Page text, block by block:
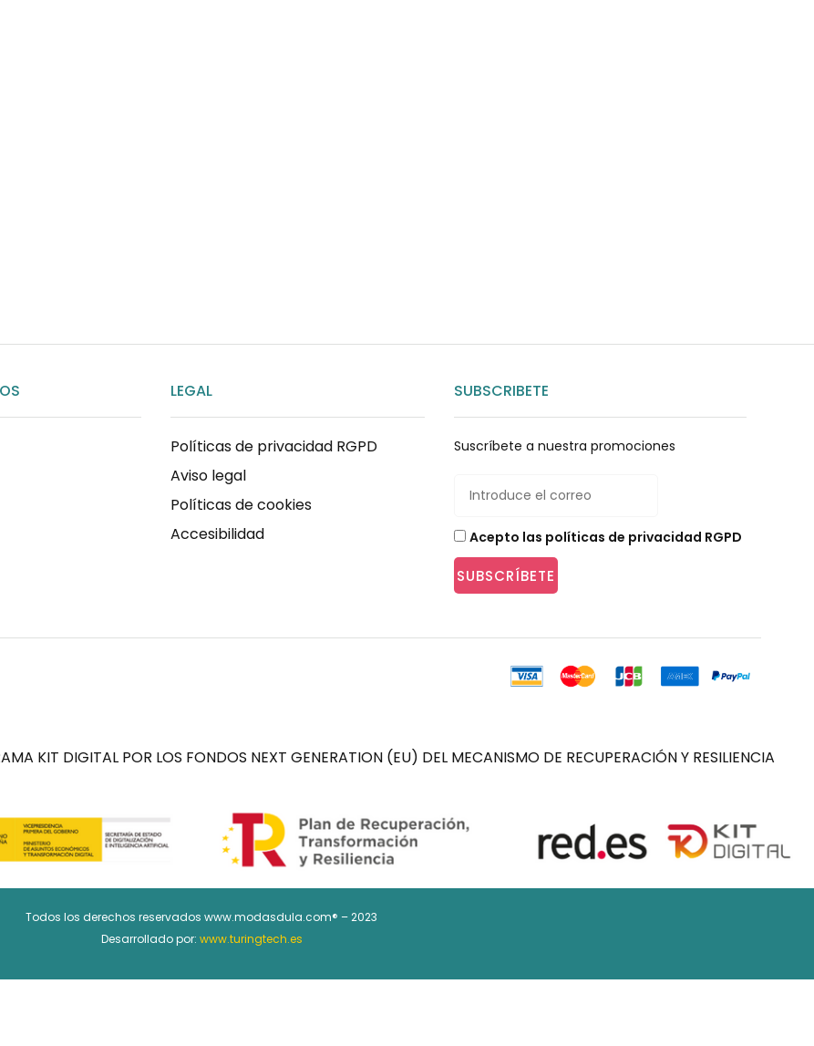
LEGAL
Políticas de privacidad RGPD
Aviso legal
Políticas de cookies
Accesibilidad
SUBSCRIBETE
Suscríbete a nuestra promociones
Acepto las políticas de privacidad RGPD
SUBSCRÍBETE
KIT DIGITAL POR LOS FONDOS NEXT GENERATION (EU) DEL MECANISMO DE RECUPERACIÓN Y RESILIENCIA
Todos los derechos reservados www.modasdula.com® – 2023
Desarrollado por: www.turingtech.es